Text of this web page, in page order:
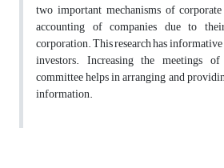
two important mechanisms of
accounting of companies due to
corporation. This research has
investors. Increasing the meetings
committee helps in arranging and
information.